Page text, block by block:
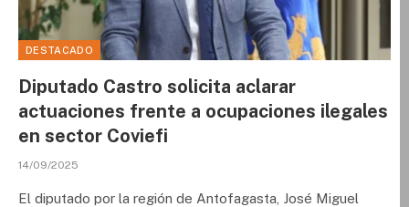
DESTACADO
Diputado Castro solicita aclarar
actuaciones frente a ocupaciones ilegales
en sector Coviefi
14/09/2025
El diputado por la región de Antofagasta, José Miguel